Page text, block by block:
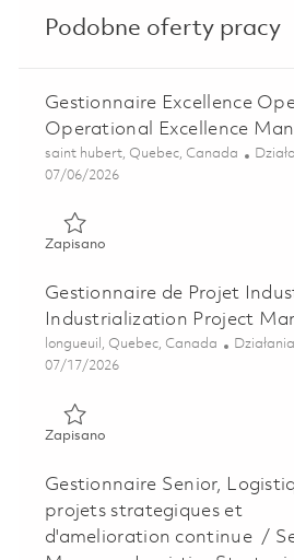
Podobne oferty pracy
Gestionnaire Excellence
Operational Excellence
Lokalizacja
saint hubert, Quebec, Canada
Posted Date
07/06/2026
ZapisanoZapisano Gestionnaire
Gestionnaire de Projet
Industrialization Project
Lokalizacja
longueuil, Quebec, Canada Kategoria
Posted Date
07/17/2026
ZapisanoZapisano Gestionnaire de
Gestionnaire Senior,
projets strategiques et
d'amelioration continue /